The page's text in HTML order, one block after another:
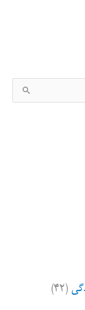
(۴۲)